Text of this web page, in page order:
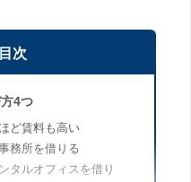
目次
4つ
ど賃料も高い
務所を借りる
タルオフィスを借り